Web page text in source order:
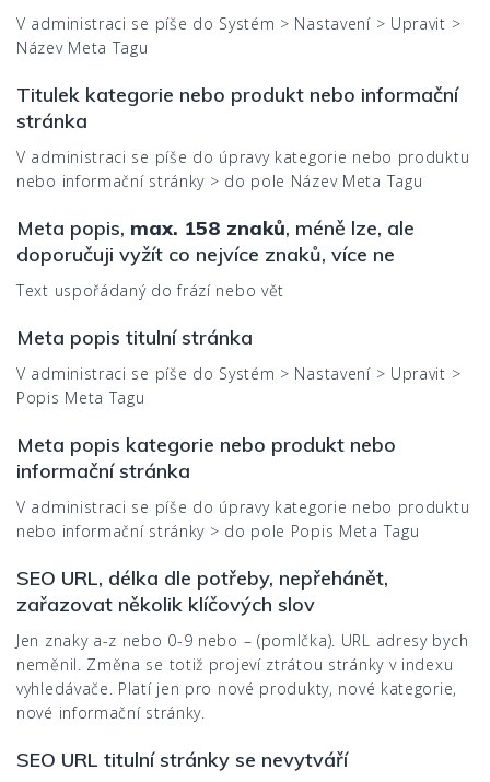
V administraci se píše do Systém > Nastavení > Upravit >
Název Meta Tagu
Titulek kategorie nebo produkt nebo informační
stránka
V administraci se píše do úpravy kategorie nebo produktu
nebo informační stránky > do pole Název Meta Tagu
Meta popis, max. 158 znaků, méně lze, ale
doporučuji vyžít co nejvíce znaků, více ne
Text uspořádaný do frází nebo vět
Meta popis titulní stránka
V administraci se píše do Systém > Nastavení > Upravit >
Popis Meta Tagu
Meta popis kategorie nebo produkt nebo
informační stránka
V administraci se píše do úpravy kategorie nebo produktu
nebo informační stránky > do pole Popis Meta Tagu
SEO URL, délka dle potřeby, nepřehánět,
zařazovat několik klíčových slov
Jen znaky a-z nebo 0-9 nebo – (pomlčka). URL adresy bych
neměnil. Změna se totiž projeví ztrátou stránky v indexu
vyhledávače. Platí jen pro nové produkty, nové kategorie,
nové informační stránky.
SEO URL titulní stránky se nevytváří